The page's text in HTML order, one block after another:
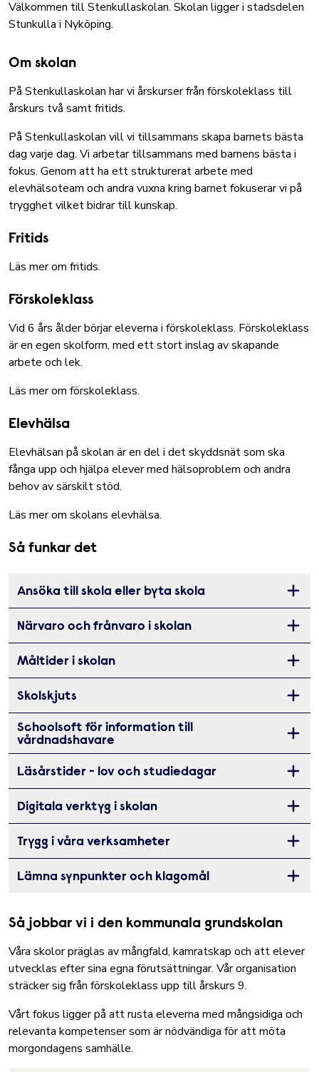
Välkommen till Stenkullaskolan. Skolan ligger i stadsdelen
Stunkulla i Nyköping.
Om skolan
På Stenkullaskolan har vi årskurser från förskoleklass till
årskurs två samt fritids.
På Stenkullaskolan vill vi tillsammans skapa barnets bästa
dag varje dag. Vi arbetar tillsammans med barnens bästa i
fokus. Genom att ha ett strukturerat arbete med
elevhälsoteam och andra vuxna kring barnet fokuserar vi på
trygghet vilket bidrar till kunskap.
Fritids
Läs mer om fritids.
Förskoleklass
Vid 6 års ålder börjar eleverna i för­skoleklass. Förskoleklass
är en egen skolform, med ett stort inslag av skapande
arbete och lek.
Läs mer om förskoleklass.
Elevhälsa
Elevhälsan på skolan är en del i det skyddsnät som ska
fånga upp och hjälpa elever med hälsoproblem och andra
behov av särskilt stöd.
Läs mer om skolans elevhälsa.
Så funkar det
Ansöka till skola eller byta skola
Närvaro och frånvaro i skolan
Måltider i skolan
Skolskjuts
Schoolsoft för information till
vårdnadshavare
Läsårstider - lov och studiedagar
Digitala verktyg i skolan
Trygg i våra verksamheter
Lämna synpunkter och klagomål
Så jobbar vi i den kommunala grundskolan
Våra skolor präglas av mångfald, kamratskap och att elever
utvecklas efter sina egna förutsättningar. Vår organisation
sträcker sig från förskoleklass upp till årskurs 9.
Vårt fokus ligger på att rusta eleverna med mångsidiga och
relevanta kompetenser som är nödvändiga för att möta
morgondagens samhälle.